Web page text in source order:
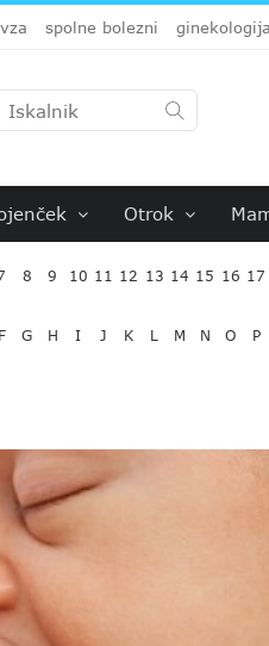
spolne bolezni ginekologija
Otrok
8 9 10 11 12 13 14 15 16 17
F G H I J K L M N O P